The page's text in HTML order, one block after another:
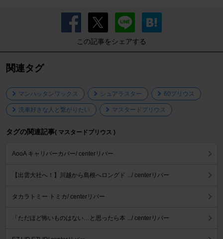
この記事をシェアする
関連タグ
マンハッタンワックス シュアラスター 60プリウス
洗車好きな人と繋がりたい マスタードプリウス
タグの関連記事( マスタードプリウス )
AooA キャリパーカバー/ centerリバー
【出雲大社へ！】川越から島根へロングド .../ centerリバー
タカラトミー トミカ/ centerリバー
「ただほど怖いものはない…と思ったら本 .../ centerリバー